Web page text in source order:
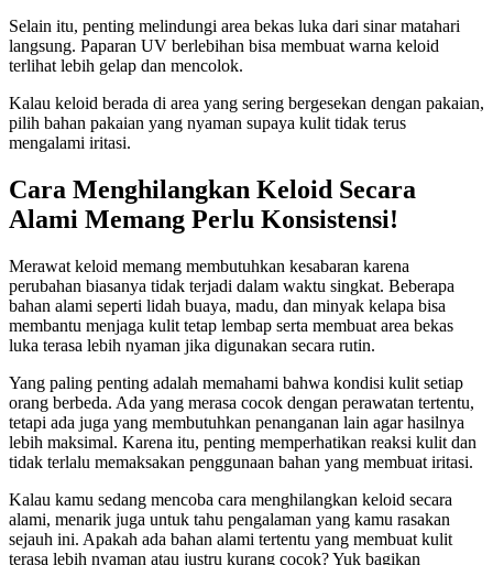
Selain itu, penting melindungi area bekas luka dari sinar matahari
langsung. Paparan UV berlebihan bisa membuat warna keloid
terlihat lebih gelap dan mencolok.
Kalau keloid berada di area yang sering bergesekan dengan pakaian,
pilih bahan pakaian yang nyaman supaya kulit tidak terus
mengalami iritasi.
Cara Menghilangkan Keloid Secara
Alami Memang Perlu Konsistensi!
Merawat keloid memang membutuhkan kesabaran karena
perubahan biasanya tidak terjadi dalam waktu singkat. Beberapa
bahan alami seperti lidah buaya, madu, dan minyak kelapa bisa
membantu menjaga kulit tetap lembap serta membuat area bekas
luka terasa lebih nyaman jika digunakan secara rutin.
Yang paling penting adalah memahami bahwa kondisi kulit setiap
orang berbeda. Ada yang merasa cocok dengan perawatan tertentu,
tetapi ada juga yang membutuhkan penanganan lain agar hasilnya
lebih maksimal. Karena itu, penting memperhatikan reaksi kulit dan
tidak terlalu memaksakan penggunaan bahan yang membuat iritasi.
Kalau kamu sedang mencoba cara menghilangkan keloid secara
alami, menarik juga untuk tahu pengalaman yang kamu rasakan
sejauh ini. Apakah ada bahan alami tertentu yang membuat kulit
terasa lebih nyaman atau justru kurang cocok? Yuk bagikan